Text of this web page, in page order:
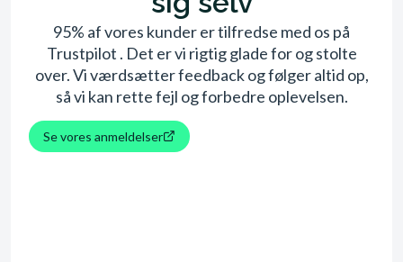
95% af vores kunder er tilfredse med os på
Trustpilot . Det er vi rigtig glade for og stolte
over. Vi værdsætter feedback og følger altid op,
så vi kan rette fejl og forbedre oplevelsen.
Se vores anmeldelser